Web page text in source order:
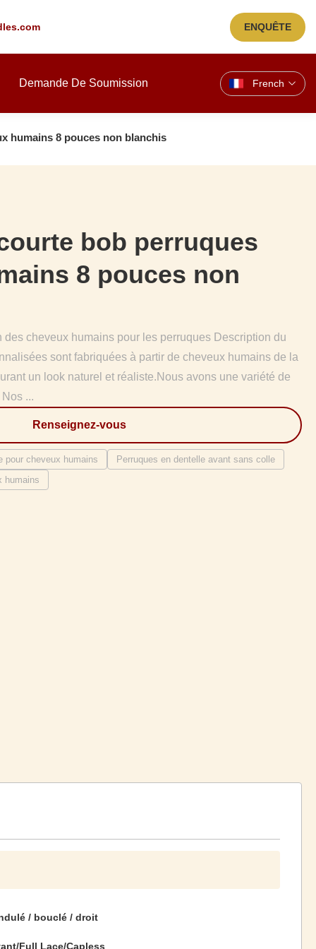
ENQUÊTE
Demande De Soumission French
humains 8 pouces non blanchis
bob perruques
8 pouces non
des cheveux humains pour les perruques Description du
sont fabriquées à partir de cheveux humains de la
un look naturel et réaliste.Nous avons une variété de
...
Renseignez-vous
pour cheveux humains
Perruques en dentelle avant sans colle
humains
/ bouclé / droit
Full Lace/Capless